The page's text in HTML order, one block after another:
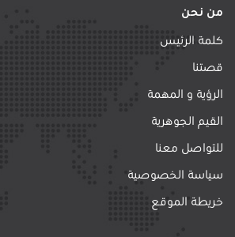
من نحن
كلمة الرئيس
قصتنا
الرؤية و المهمة
القيم الجوهرية
للتواصل معنا
سياسة الخصوصية
خريطة الموقع